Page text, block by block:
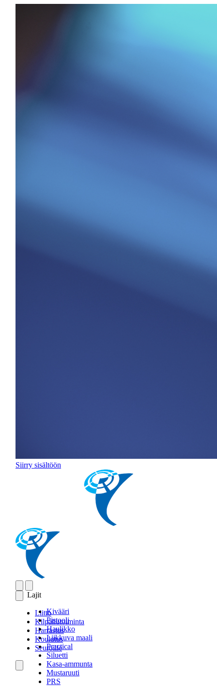
Siirry sisältöön
Lajit
Kivääri
Pistooli
Haulikko
Liikkuva maali
Practical
Siluetti
Kasa-ammunta
Mustaruuti
PRS
Liitto
Kilpailutoiminta
Harrastus
Koulutus
Seuroille